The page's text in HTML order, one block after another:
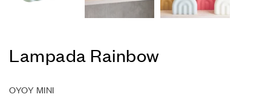
Lampada Rainbow
OYOY MINI